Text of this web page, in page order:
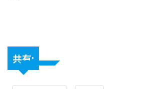
共有: